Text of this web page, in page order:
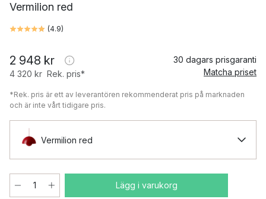
Vermilion red
(4.9)
2 948 kr
4 320 kr Rek. pris*
30 dagars prisgaranti
Matcha priset
*Rek. pris är ett av leverantören rekommenderat pris på marknaden
och är inte vårt tidigare pris.
Vermilion red
Lägg i varukorg